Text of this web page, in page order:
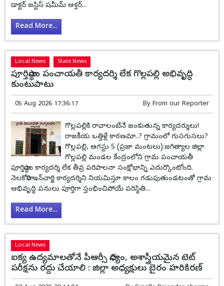
డాక్టర్ జస్టిస్ షమీమ్ అక్తర్...
Read More...
Local News State News
పూర్తిస్థాయి పంచాయతీ కార్యదర్శి లేక గొల్లపల్లి అభివృద్ధి
కుంటుపాటు
05 Aug 2026 17:36:17 By From our Reporter
గొల్లపల్లికి రావాలంటేనే జంకుతున్న కార్యదర్శులు!
రాజకీయ ఒత్తిళ్లే కారణమా..? గ్రామంలో గుసగుసలు?
గొల్లపల్లి, ఆగస్టు 5 (ప్రజా మంటలు):జగిత్యాల జిల్లా
గొల్లపల్లి మండల కేంద్రంలోని గ్రామ పంచాయతీ
పూర్తిస్థాయి కార్యదర్శి లేక తీవ్ర పరిపాలనా సంక్షోభాన్ని ఎదుర్కొంటోంది.
నెలకోసారి ఇన్‌చార్జి కార్యదర్శిని నియమిస్తూ కాలం గడుపుతుండటంతో గ్రామ
అభివృద్ధి పనులు పూర్తిగా స్తంభించిపోయే పరిస్థితి...
Read More...
Local News
ఐక్య ఉద్యమాలతోనే పీఆర్సీ సాధ్యం, అశాస్త్రీయమైన టెట్
పరీక్షను రద్దు చేయాలి : జిల్లా అధ్యక్షులు బైరం హరికిరణ్